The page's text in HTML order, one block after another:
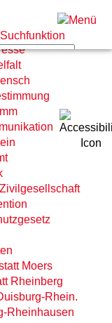
Moers
Rheinberg
Rhein.
Rheinhausen